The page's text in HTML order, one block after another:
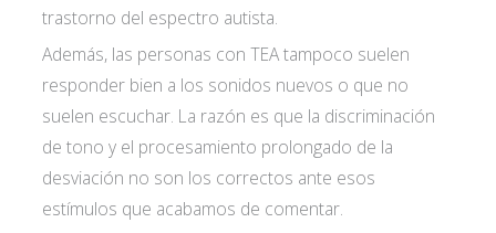
trastorno del espectro autista.
Además, las personas con TEA tampoco suelen
responder bien a los sonidos nuevos o que no
suelen escuchar. La razón es que la discriminación
de tono y el procesamiento prolongado de la
desviación no son los correctos ante esos
estímulos que acabamos de comentar.